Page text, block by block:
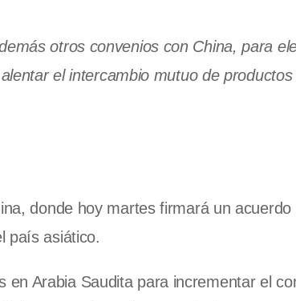
otros convenios con China, para
el intercambio mutuo de
donde hoy martes firmará un acuerdo
país asiático.
Arabia Saudita para incrementar el